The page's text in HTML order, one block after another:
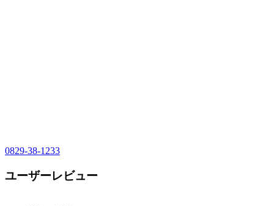
0829-38-1233
ユーザーレビュー